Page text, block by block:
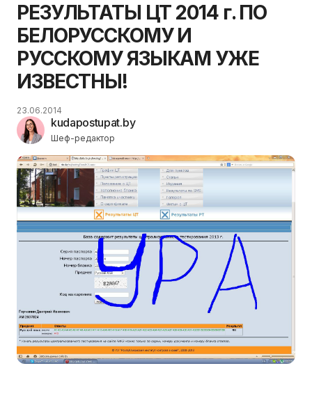
РЕЗУЛЬТАТЫ ЦТ 2014 г. ПО
БЕЛОРУССКОМУ И
РУССКОМУ ЯЗЫКАМ УЖЕ
ИЗВЕСТНЫ!
kudapostupat.by
Шеф-редактор
23.06.2014